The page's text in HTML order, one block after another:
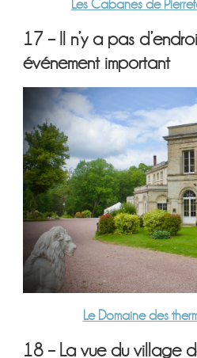
Les Cabanes de
17 – Il n’y a pas
événement important
Le Domaine des
18 – La vue du village